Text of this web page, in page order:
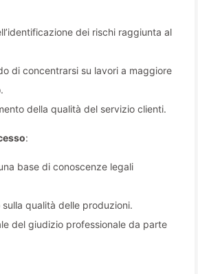
dei rischi raggiunta al
di concentrarsi su lavori a maggiore
della qualità del servizio clienti.
:
base di conoscenze legali
qualità delle produzioni.
del giudizio professionale da parte